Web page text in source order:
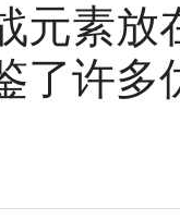
元素
了许